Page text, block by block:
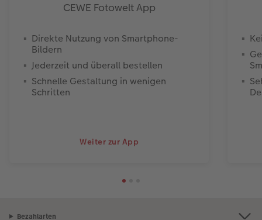
CEWE Fotowelt App
Direkte Nutzung von Smartphone-
Bildern
Jederzeit und überall bestellen
Schnelle Gestaltung in wenigen
Schritten
Weiter zur App
Bezahlarten